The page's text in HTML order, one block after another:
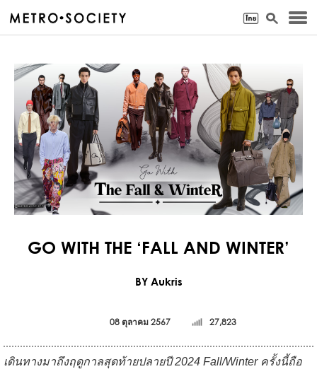
GO WITH THE ‘FALL AND WINTER’
BY Aukris
08 ตุลาคม 2567 27,823
เดินทางมาถึงฤดูกาลสุดท้ายปลายปี 2024 Fall/Winter ครั้งนี้ถือ